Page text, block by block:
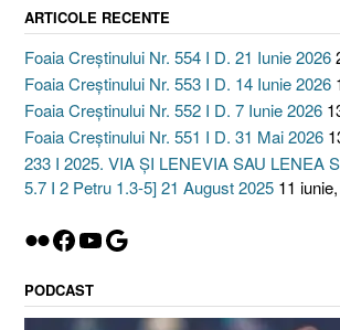
ARTICOLE RECENTE
Foaia Creștinului Nr. 554 I D. 21 Iunie 2026
Foaia Creștinului Nr. 553 I D. 14 Iunie 2026
Foaia Creștinului Nr. 552 I D. 7 Iunie 2026
Foaia Creștinului Nr. 551 I D. 31 Mai 2026
233 I 2025. VIA ȘI LENEVIA SAU LENEA
5.7 I 2 Petru 1.3-5] 21 August 2025 11
Flickr
Facebook
YouTube
Google
PODCAST